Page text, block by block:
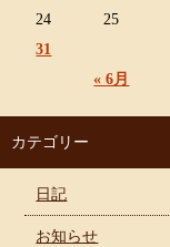
« 6月
24
25
31
カテゴリー
日記
お知らせ